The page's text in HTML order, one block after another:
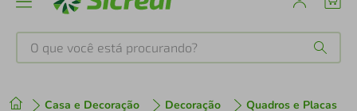
O que você está procurando?
Casa e Decoração Decoração Quadros e Placas